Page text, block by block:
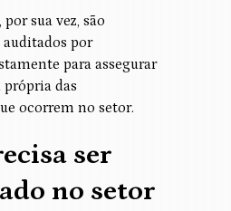
sua vez, são
por
para assegurar
própria das
ocorrem no setor.
ser
no setor